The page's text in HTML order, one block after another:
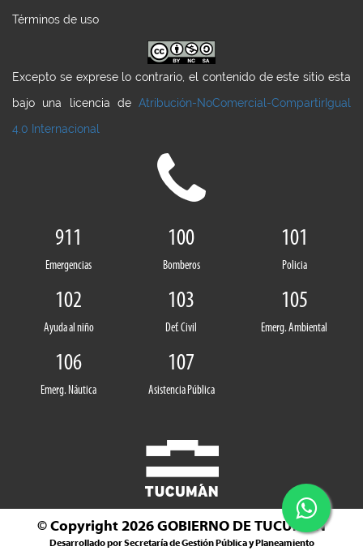
Términos de uso
Excepto se exprese lo contrario, el contenido de este sitio esta
bajo una licencia de Atribución-NoComercial-CompartirIgual
4.0 Internacional
911
Emergencias
100
Bomberos
101
Policia
102
Ayuda al niño
103
Def. Civil
105
Emerg. Ambiental
106
Emerg. Náutica
107
Asistencia Pública
© Copyright 2026 GOBIERNO DE TUCUMÁN
Desarrollado por Secretaría de Gestión Pública y Planeamiento